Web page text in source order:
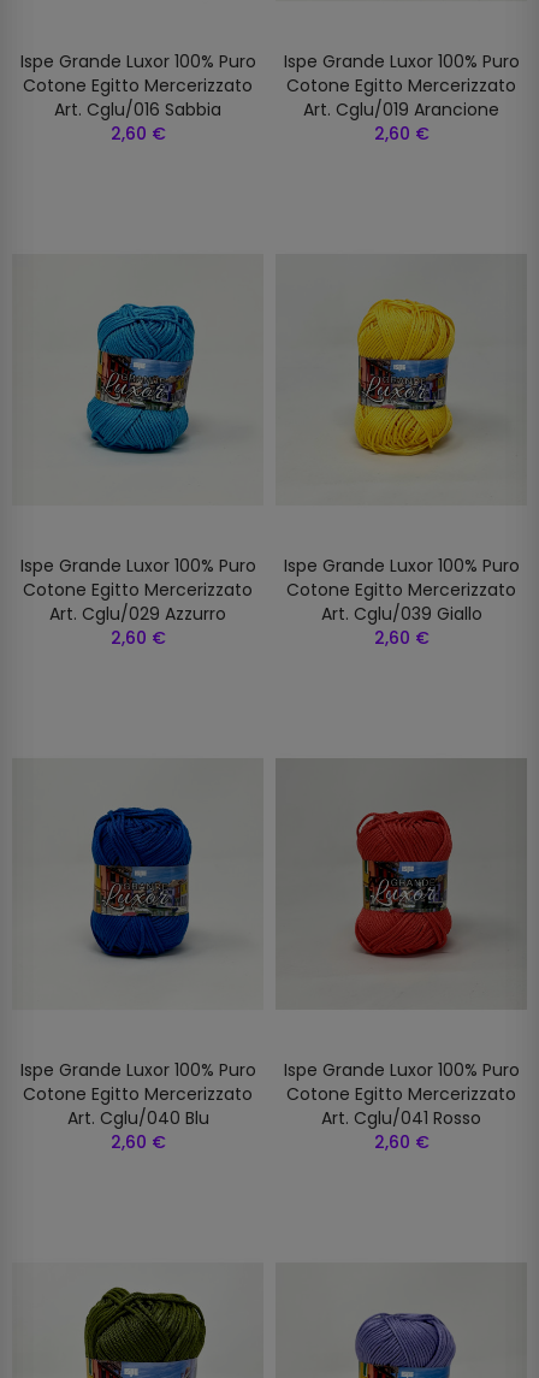
Ispe Grande Luxor 100% Puro
Cotone Egitto Mercerizzato
Art. Cglu/016 Sabbia
2,60 €
Ispe Grande Luxor 100% Puro
Cotone Egitto Mercerizzato
Art. Cglu/019 Arancione
2,60 €
Ispe Grande Luxor 100% Puro
Cotone Egitto Mercerizzato
Art. Cglu/029 Azzurro
2,60 €
Ispe Grande Luxor 100% Puro
Cotone Egitto Mercerizzato
Art. Cglu/039 Giallo
2,60 €
Ispe Grande Luxor 100% Puro
Cotone Egitto Mercerizzato
Art. Cglu/040 Blu
2,60 €
Ispe Grande Luxor 100% Puro
Cotone Egitto Mercerizzato
Art. Cglu/041 Rosso
2,60 €